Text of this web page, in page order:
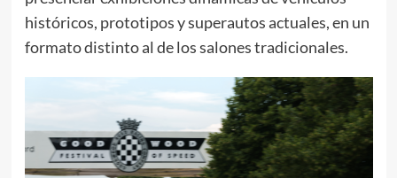
históricos, prototipos y superautos actuales, en un
formato distinto al de los salones tradicionales.